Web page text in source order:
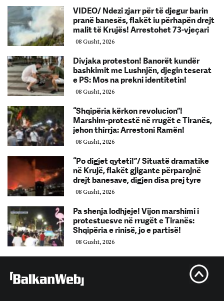
VIDEO/ Ndezi zjarr për të djegur barin
pranë banesës, flakët iu përhapën drejt
malit të Krujës! Arrestohet 73-vjeçari
08 Gusht, 2026
Divjaka proteston! Banorët kundër
bashkimit me Lushnjën, djegin teserat
e PS: Mos na prekni identitetin!
08 Gusht, 2026
“Shqipëria kërkon revolucion”!
Marshim-protestë në rrugët e Tiranës,
jehon thirrja: Arrestoni Ramën!
08 Gusht, 2026
“Po digjet qyteti!”/ Situatë dramatike
në Krujë, flakët gjigante përparojnë
drejt banesave, digjen disa prej tyre
08 Gusht, 2026
Pa shenja lodhjeje! Vijon marshimi i
protestuesve në rrugët e Tiranës:
Shqipëria e rinisë, jo e partisë!
08 Gusht, 2026